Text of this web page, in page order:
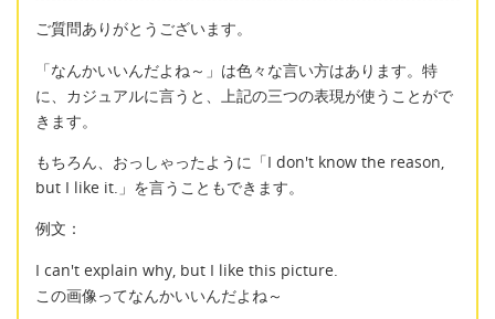
ご質問ありがとうございます。
「なんかいいんだよね～」は色々な言い方はあります。特
に、カジュアルに言うと、上記の三つの表現が使うことがで
きます。
もちろん、おっしゃったように「I don't know the reason,
but I like it.」を言うこともできます。
例文：
I can't explain why, but I like this picture.
この画像ってなんかいいんだよね～